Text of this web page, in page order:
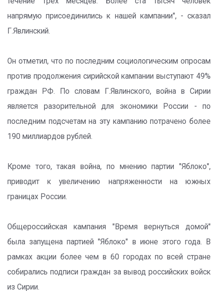
напрямую присоединились к нашей кампании", - сказал
Г.Явлинский.
Он отметил, что по последним социологическим опросам
против продолжения сирийской кампании выступают 49%
граждан РФ. По словам Г.Явлинского, война в Сирии
является разорительной для экономики России - по
последним подсчетам на эту кампанию потрачено более
190 миллиардов рублей.
Кроме того, такая война, по мнению партии "Яблоко",
приводит к увеличению напряженности на южных
границах России.
Общероссийская кампания "Время вернуться домой"
была запущена партией "Яблоко" в июне этого года. В
рамках акции более чем в 60 городах по всей стране
собирались подписи граждан за вывод российских войск
из Сирии.